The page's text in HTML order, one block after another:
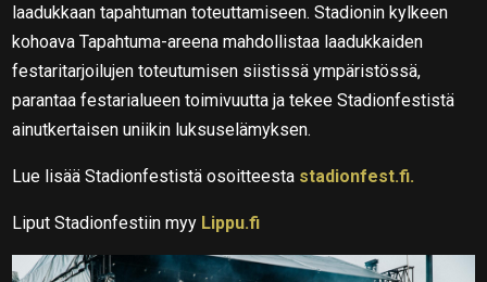
laadukkaan tapahtuman toteuttamiseen. Stadionin kylkeen
kohoava Tapahtuma-areena mahdollistaa laadukkaiden
festaritarjoilujen toteutumisen siistissä ympäristössä,
parantaa festarialueen toimivuutta ja tekee Stadionfestistä
ainutkertaisen uniikin luksuselämyksen.
Lue lisää Stadionfestistä osoitteesta stadionfest.fi.
Liput Stadionfestiin myy Lippu.fi